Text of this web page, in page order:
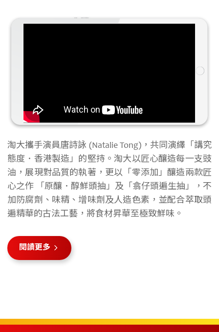
淘大攜手演員唐詩詠 (Natalie Tong)，共同演繹「講究
態度．香港製造」的堅持。淘大以匠心釀造每一支豉
油，展現對品質的執著，更以「零添加」釀造兩款匠
心之作 「原釀．醇鮮頭抽」及「翕仔頭遍生抽」，不
加防腐劑、味精、增味劑及人造色素，並配合萃取頭
遍精華的古法工藝，將食材昇華至極致鮮味。
閱讀更多